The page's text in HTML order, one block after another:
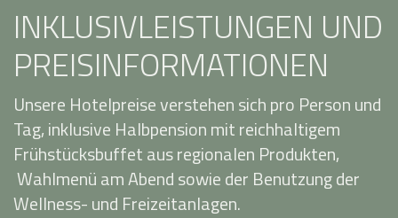
INKLUSIVLEISTUNGEN UND
PREISINFORMATIONEN
Unsere Hotelpreise verstehen sich pro Person und
Tag, inklusive Halbpension mit reichhaltigem
Frühstücksbuffet aus regionalen Produkten,
Wahlmenü am Abend sowie der Benutzung der
Wellness- und Freizeitanlagen.